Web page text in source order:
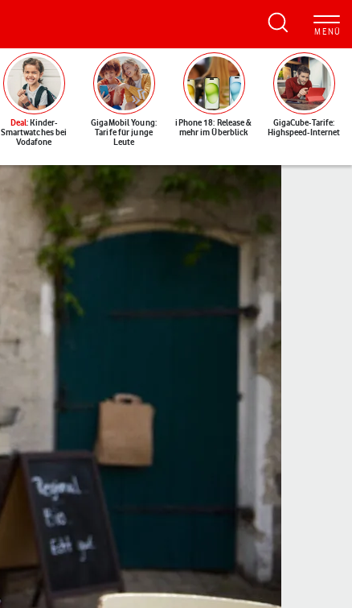
Deal: Kinder-
Smartwatches bei
Vodafone
GigaMobil Young:
Tarife für junge
Leute
iPhone 18: Release &
mehr im Überblick
GigaCube-Tarife:
Highspeed-Internet